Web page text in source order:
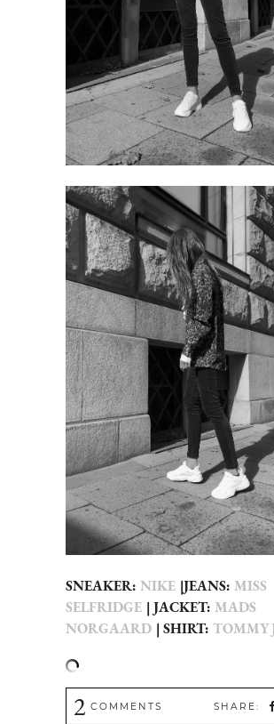
SNEAKER: NIKE |JEANS: MISS
SELFRIDGE | JACKET: MADS
NORGAARD | SHIRT: TOMMY
2 COMMENTS SHARE: